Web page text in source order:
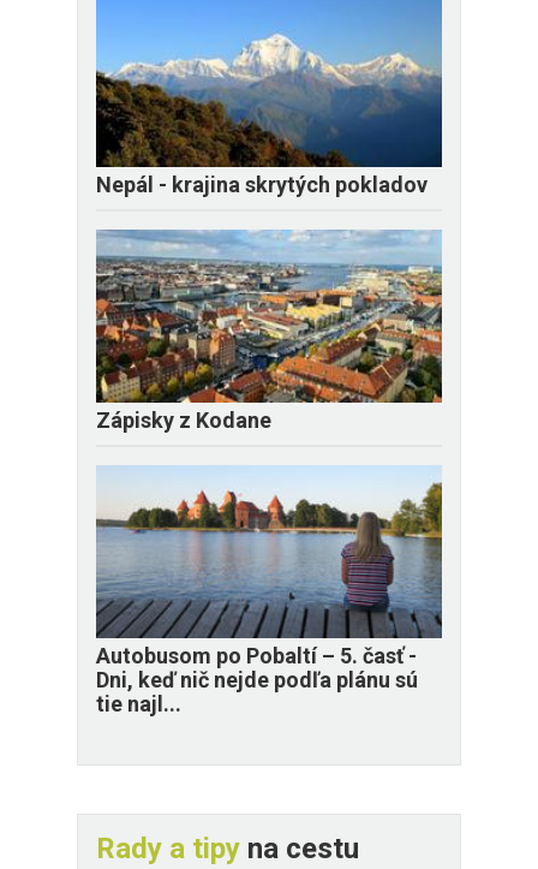
Nepál - krajina skrytých pokladov
Zápisky z Kodane
​Autobusom po Pobaltí – 5. časť -
Dni, keď nič nejde podľa plánu sú
tie najl...
Rady a tipy na cestu